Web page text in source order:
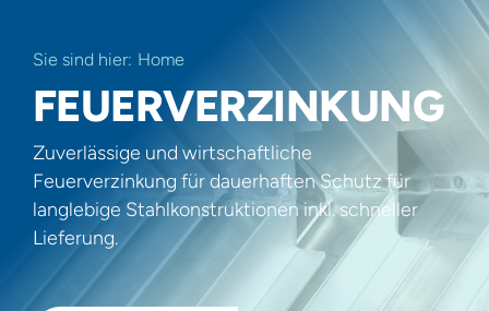
Sie sind hier: Home
FEUERVERZINKUNG
Zuverlässige und wirtschaftliche
Feuerverzinkung für dauerhaften Schutz für
langlebige Stahlkonstruktionen inkl. schneller
Lieferung.